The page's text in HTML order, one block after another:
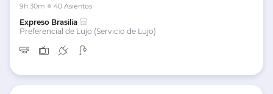
9h 30m 40 Asientos
Expreso Brasilia
Preferencial de Lujo (Servicio de Lujo)